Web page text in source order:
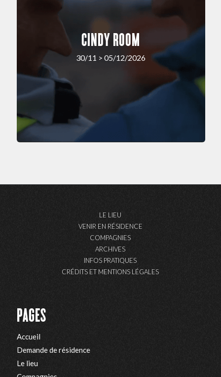
CINDY ROOM
30/11 > 05/12/2026
LE LIEU
VENIR EN RÉSIDENCE
COMPAGNIES
ARCHIVES
INFOS PRATIQUES
CRÉDITS ET MENTIONS LÉGALES
PAGES
Accueil
Demande de résidence
Le lieu